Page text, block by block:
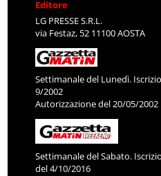
Editore
LG PRESSE S.R.L.
via Festaz, 52 11100 AOSTA
Settimanale del Lunedì.
9/2002
Autorizzazione del 20/05/2002
Settimanale del Sabato.
del 4/10/2016